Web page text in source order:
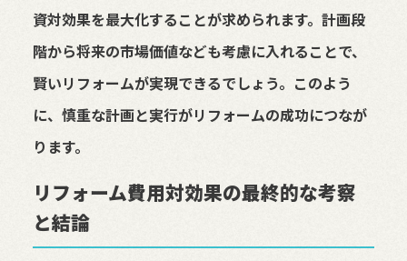
資対効果を最大化することが求められます。計画段
階から将来の市場価値なども考慮に入れることで、
賢いリフォームが実現できるでしょう。このよう
に、慎重な計画と実行がリフォームの成功につなが
ります。
リフォーム費用対効果の最終的な考察
と結論